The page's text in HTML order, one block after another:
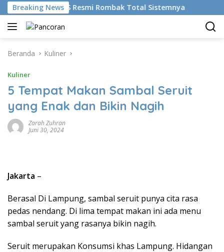
Langsung
ke
konten
Breaking News
AI, BRMS Resmi Rombak Total Sistemnya
Beranda Kuliner
Kuliner
5 Tempat Makan Sambal Seruit
yang Enak dan Bikin Nagih
Zarah Zuhran
Juni 30, 2024
Jakarta –
Berasal Di Lampung, sambal seruit punya cita rasa
pedas nendang. Di lima tempat makan ini ada menu
sambal seruit yang rasanya bikin nagih.
Seruit merupakan Konsumsi khas Lampung. Hidangan